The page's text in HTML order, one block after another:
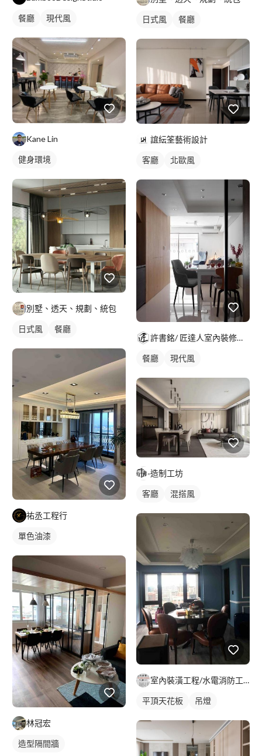
餐廳 現代風
Kane Lin
健身環境
別墅、透天、規劃、統包
日式風 餐廳
祐丞工程行
單色油漆
林冠宏
造型隔間牆
日式風 餐廳
誼紜筌藝術設計
客廳 北歐風
許書銘/ 匠達人室內裝修工程行
餐廳 現代風
造制工坊
客廳 混搭風
室內裝潢工程/水電消防工程（小宇）
平頂天花板 吊燈